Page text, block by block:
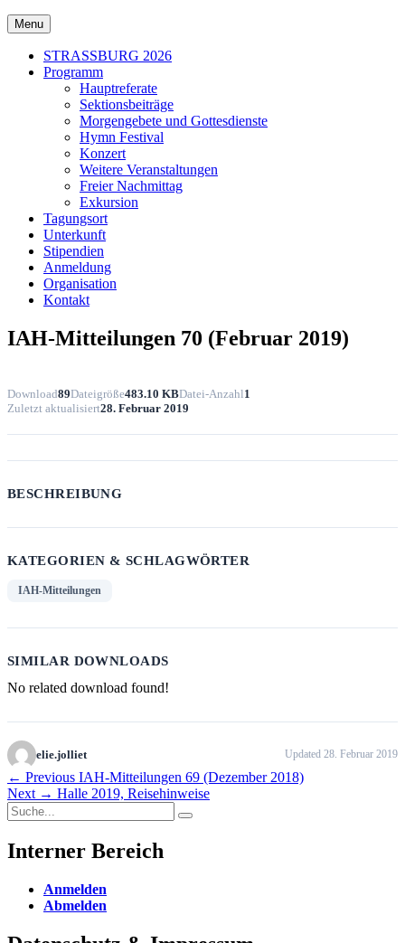
Menu
Secondary
menu
STRASSBURG 2026
Programm
Hauptreferate
Sektionsbeiträge
Morgengebete und Gottesdienste
Hymn Festival
Konzert
Weitere Veranstaltungen
Freier Nachmittag
Exkursion
Tagungsort
Unterkunft
Stipendien
Anmeldung
Organisation
Kontakt
IAH-Mitteilungen 70 (Februar 2019)
Download89Dateigröße483.10 KBDatei-Anzahl1
Zuletzt aktualisiert28. Februar 2019
BESCHREIBUNG
KATEGORIEN & SCHLAGWÖRTER
IAH-Mitteilungen
SIMILAR DOWNLOADS
No related download found!
elie.jolliet Updated 28. Februar 2019
Beitragsnavigation
← Previous Previous
post:
IAH-Mitteilungen 69 (Dezember 2018)
Next → Next
Halle 2019, Reisehinweise
Search
for:
Search
Interner Bereich
Anmelden
Abmelden